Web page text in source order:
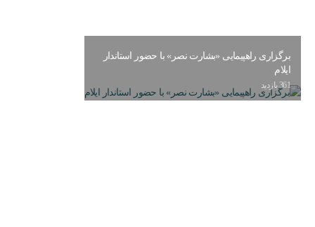
برگزاری راهپیمایی «بشارت نصر» با حضور استاندار
ایلام
361 بازدید